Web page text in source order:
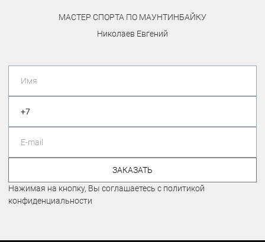
МАСТЕР СПОРТА ПО МАУНТИНБАЙКУ
Николаев Евгений
ЗАКАЗАТЬ
Нажимая на кнопку, Вы соглашаетесь с политикой
конфиденциальности